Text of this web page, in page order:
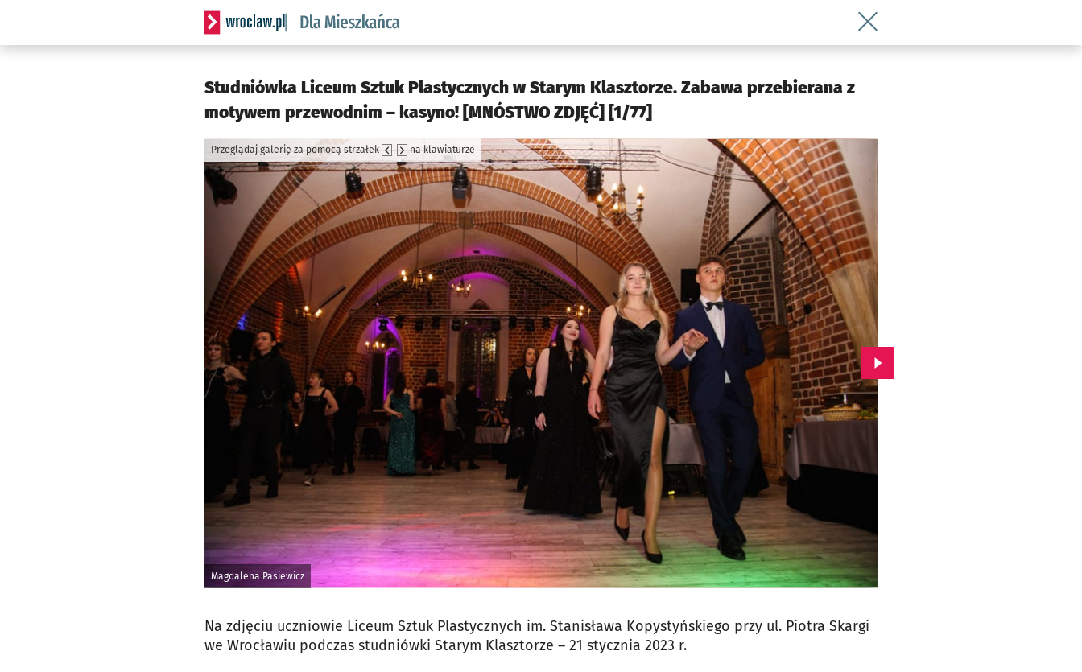
Serwis informacyjny wroclaw.pl podserwis: Dla mieszkańca
Wróć do artykułu Studniówka Liceum
Studniówka Liceum Sztuk Plastycznych w Starym Klasztorze. Zabawa przebierana z
motywem przewodnim – kasyno! [MNÓSTWO ZDJĘĆ] [1/77]
Magdalena Pasiewicz
Przeglądaj galerię za pomocą strzałek na klawiaturze
Przejdź do kolejnego zdjęcia.
Na zdjęciu uczniowie Liceum Sztuk Plastycznych im. Stanisława Kopystyńskiego przy ul. Piotra Skargi
we Wrocławiu podczas studniówki Starym Klasztorze – 21 stycznia 2023 r.